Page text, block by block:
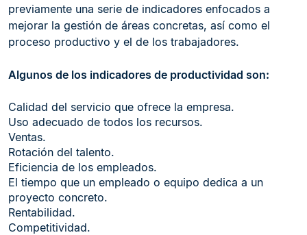
previamente una serie de indicadores enfocados a
mejorar la gestión de áreas concretas, así como el
proceso productivo y el de los trabajadores.
Algunos de los indicadores de productividad son:
Calidad del servicio que ofrece la empresa.
Uso adecuado de todos los recursos.
Ventas.
Rotación del talento.
Eficiencia de los empleados.
El tiempo que un empleado o equipo dedica a un
proyecto concreto.
Rentabilidad.
Competitividad.